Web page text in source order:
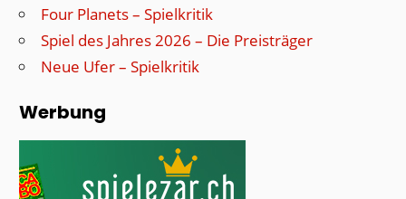
Four Planets – Spielkritik
Spiel des Jahres 2026 – Die Preisträger
Neue Ufer – Spielkritik
Werbung